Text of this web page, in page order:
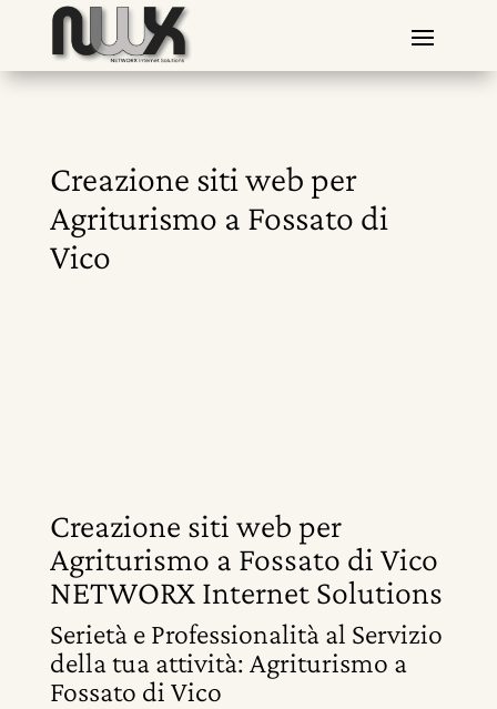
Creazione siti web per
Agriturismo a Fossato di
Vico
Creazione siti web per
Agriturismo a Fossato di Vico
NETWORX Internet Solutions
Serietà e Professionalità al Servizio
della tua attività: Agriturismo a
Fossato di Vico